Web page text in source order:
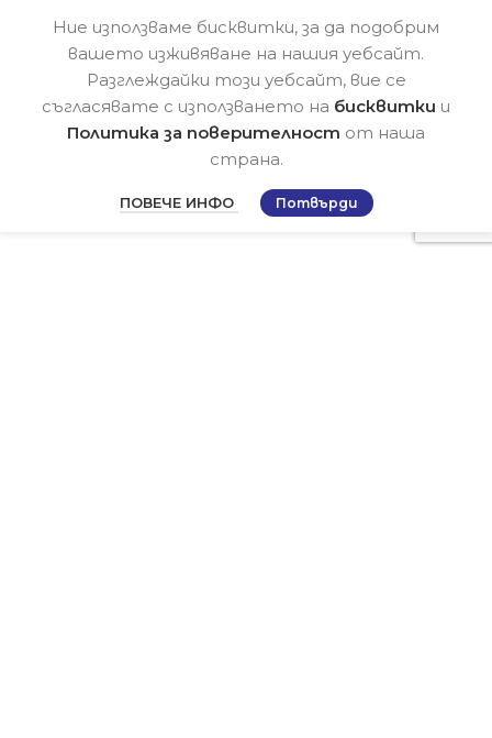
Ние използваме бисквитки, за да подобрим
вашето изживяване на нашия уебсайт.
Разглеждайки този уебсайт, вие се
съгласявате с използването на бисквитки и
Политика за поверителност от наша
страна.
ПОВЕЧЕ ИНФО Потвърди